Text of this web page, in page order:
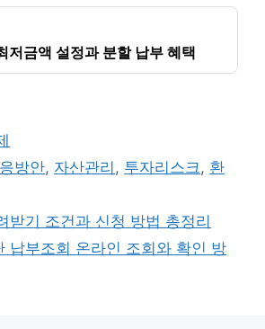
저금액 설정과 분할 납부 혜택
방안, 자산관리 , 투자리스크, 환
받기 조건과 신청 방법 총정리
납부조회 온라인 조회와 확인 방